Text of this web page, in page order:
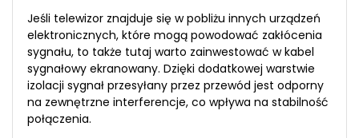
Jeśli telewizor znajduje się w pobliżu innych urządzeń
elektronicznych, które mogą powodować zakłócenia
sygnału, to także tutaj warto zainwestować w kabel
sygnałowy ekranowany. Dzięki dodatkowej warstwie
izolacji sygnał przesyłany przez przewód jest odporny
na zewnętrzne interferencje, co wpływa na stabilność
połączenia.